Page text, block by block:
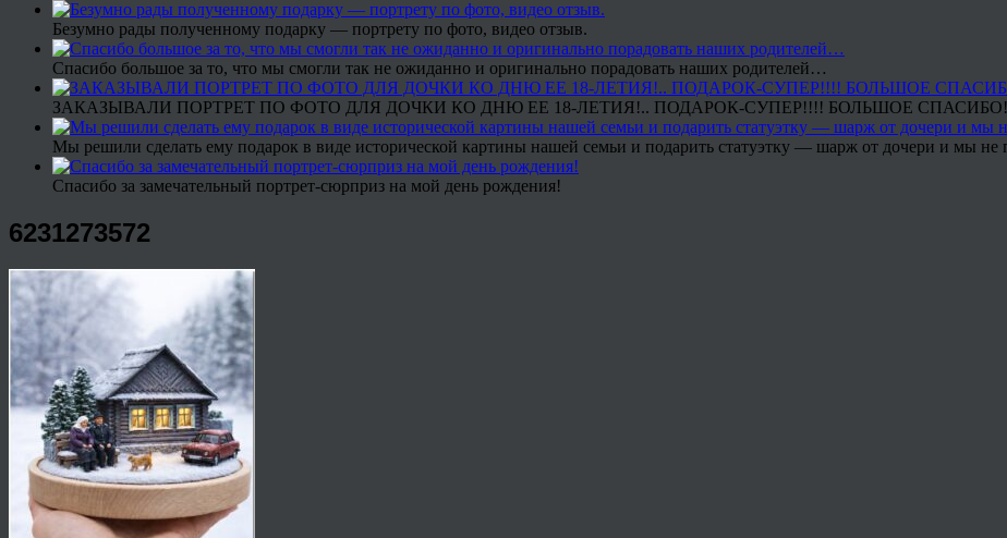
Безумно рады полученному подарку — портрету по фото, видео отзыв.
Спасибо большое за то, что мы смогли так не ожиданно и оригинально порадовать наших родителей…
ЗАКАЗЫВАЛИ ПОРТРЕТ ПО ФОТО ДЛЯ ДОЧКИ КО ДНЮ ЕЕ 18-ЛЕТИЯ!.. ПОДАРОК-СУПЕР!!!! БОЛЬШОЕ СПАСИБО!
Мы решили сделать ему подарок в виде исторической картины нашей семьи и подарить статуэтку — шарж от дочери и мы не
Спасибо за замечательный портрет-сюрприз на мой день рождения!
6231273572